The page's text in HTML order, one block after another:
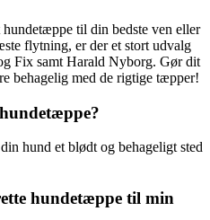
til din bedste ven eller
flytning, er der et stort udvalg
Fix samt Harald Nyborg. Gør dit
behagelig med de rigtige tæpper!
hund et blødt og behageligt sted
hundetæppe til min